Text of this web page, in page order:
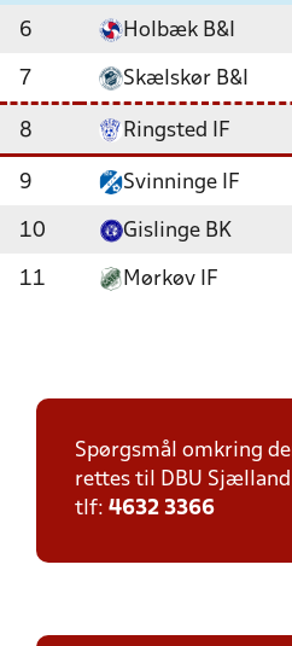
6 Holbæk B&I
7 Skælskør B&I
8 Ringsted IF
9 Svinninge IF
10 Gislinge BK
11 Mørkøv IF
Spørgsmål omkring
rettes til DBU Sjælland
tlf: 4632 3366